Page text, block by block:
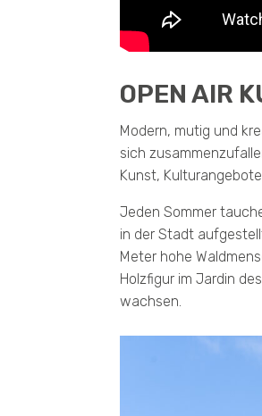
OPEN AIR
Modern, mutig und
sich
Kunst,
Jeden Sommer
in der Stadt
Meter hohe
Holzfigur im Jardin
wachsen.